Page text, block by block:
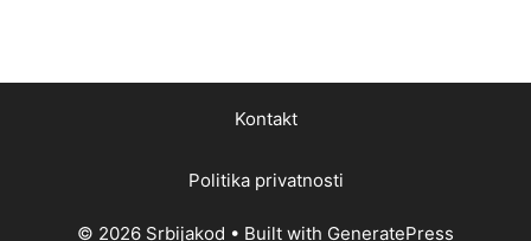
Kontakt
Politika privatnosti
© 2026 Srbijakod • Built with GeneratePress